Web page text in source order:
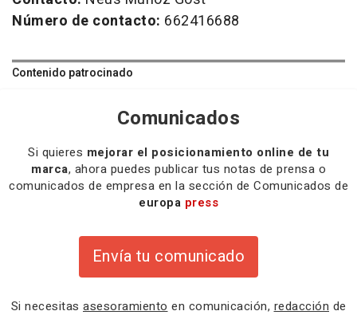
Número de contacto: 662416688
Contenido patrocinado
Comunicados
Si quieres mejorar el posicionamiento online de tu
marca, ahora puedes publicar tus notas de prensa o
comunicados de empresa en la sección de Comunicados de
europa press
Envía tu comunicado
Si necesitas asesoramiento en comunicación, redacción de